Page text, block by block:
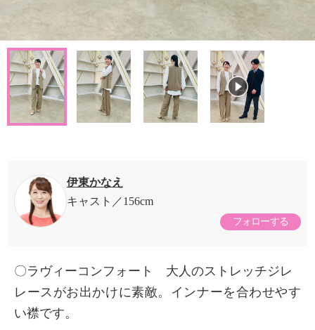
伊東かなえ
キャスト
156cm
フォローする
〇ラヴィーコンフォート 大人のストレッチジレ
レースがお出かけに素敵。インナーを合わせやす
い襟です。